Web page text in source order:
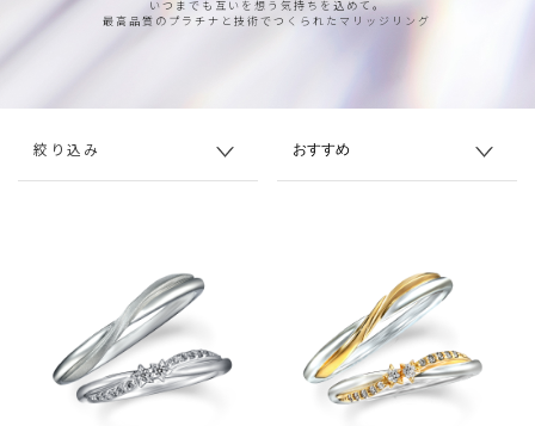
いつまでも互いを想う気持ちを込めて。
最高品質のプラチナと技術でつくられたマリッジリング
絞り込み